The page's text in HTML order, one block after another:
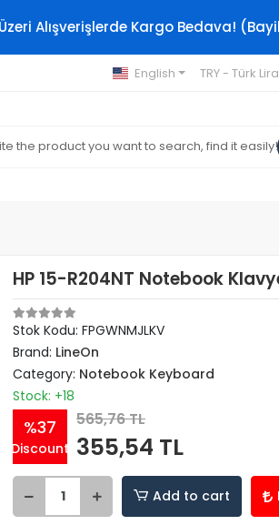
Alışverişlerde Kargo Bedava!
English TRY - Türk
HP 15-R204NT Notebook
Stok Kodu: FPGWNMJLKV
Brand: LineOn
Category: Notebook Keyboard
Stock: +18
%37
Discount
565,76 TL
355,54 TL
Add to cart